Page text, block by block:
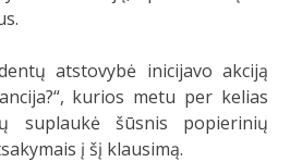
atstovybė inicijavo akciją
kurios metu per kelias
suplaukė šūsnis popierinių
į šį klausimą.